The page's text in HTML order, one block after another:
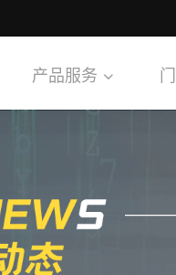
产品服务